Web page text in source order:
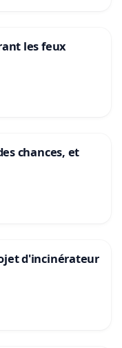
les feux
chances, et
d'incinérateur